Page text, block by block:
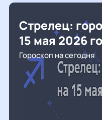
Стрелец:
15 мая 2026
Гороскоп на сегодня